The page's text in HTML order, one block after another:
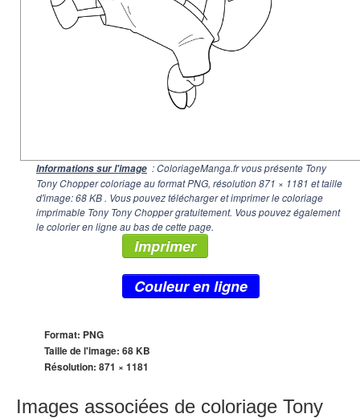
Informations sur l'image : ColoriageManga.fr vous présente Tony
Tony Chopper coloriage au format PNG, résolution871 × 1181 et taille
d'image: 68 KB . Vous pouvez télécharger et imprimer le coloriage
imprimable Tony Tony Chopper gratuitement. Vous pouvez également
le colorier en ligne au bas de cette page.
Imprimer
Couleur en ligne
Format: PNG
Taille de l'image: 68 KB
Résolution: 871 × 1181
Images associées de coloriage Tony